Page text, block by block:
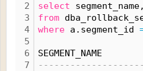
2
3
4
5
6
7
select
from
where a.segment_id
SEGMENT_NAME